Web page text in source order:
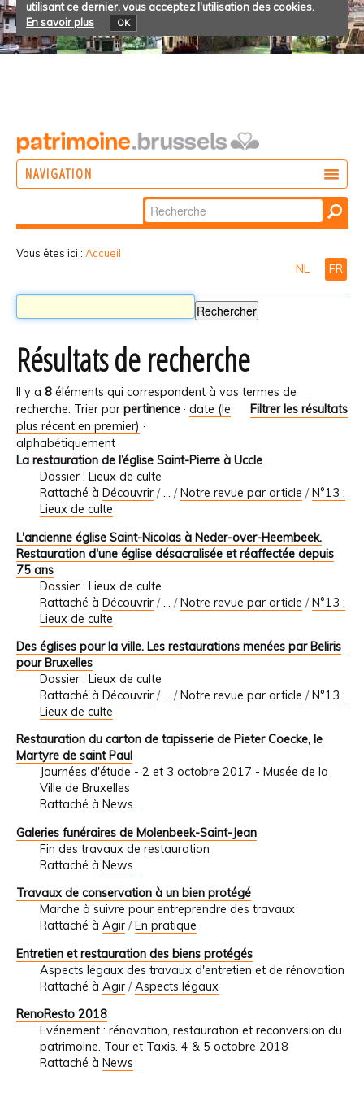
utilisant ce dernier, vous acceptez l'utilisation des cookies.
En savoir plus
OK
NAVIGATION
Chercher par
Recherche
Vous êtes ici : Accueil
NL FR
Résultats de recherche
Il y a 8 éléments qui correspondent à vos termes de
recherche.
Filtrer les résultats
Trier par pertinence · date (le
plus récent en premier) ·
alphabétiquement
La restauration de l’église Saint-Pierre à Uccle
Dossier : Lieux de culte
Rattaché à Découvrir /… /Notre revue par article /N°13 :
Lieux de culte
L'ancienne église Saint-Nicolas à Neder-over-Heembeek.
Restauration d'une église désacralisée et réaffectée depuis
75 ans
Dossier : Lieux de culte
Rattaché à Découvrir /… /Notre revue par article /N°13 :
Lieux de culte
Des églises pour la ville. Les restaurations menées par Beliris
pour Bruxelles
Dossier : Lieux de culte
Rattaché à Découvrir /… /Notre revue par article /N°13 :
Lieux de culte
Restauration du carton de tapisserie de Pieter Coecke, le
Martyre de saint Paul
Journées d'étude - 2 et 3 octobre 2017 - Musée de la
Ville de Bruxelles
Rattaché à News
Galeries funéraires de Molenbeek-Saint-Jean
Fin des travaux de restauration
Rattaché à News
Travaux de conservation à un bien protégé
Marche à suivre pour entreprendre des travaux
Rattaché à Agir /En pratique
Entretien et restauration des biens protégés
Aspects légaux des travaux d'entretien et de rénovation
Rattaché à Agir /Aspects légaux
RenoResto 2018
Evénement : rénovation, restauration et reconversion du
patrimoine. Tour et Taxis. 4 & 5 octobre 2018
Rattaché à News